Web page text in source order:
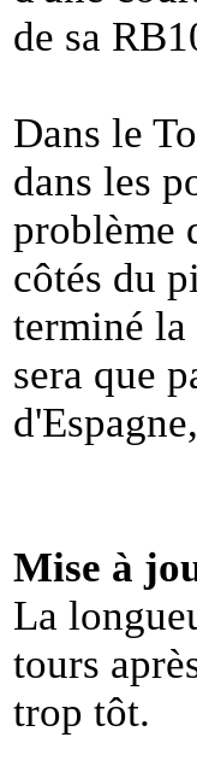
de sa
Dans le
dans les
problème
côtés du
terminé la
sera que
Mise à
La
tours
trop tôt.